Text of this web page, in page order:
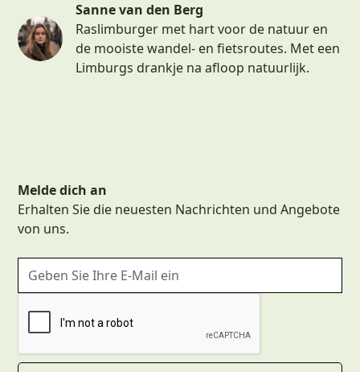
Sanne van den Berg
Raslimburger met hart voor de natuur en
de mooiste wandel- en fietsroutes. Met een
Limburgs drankje na afloop natuurlijk.
Melde dich an
Erhalten Sie die neuesten Nachrichten und Angebote
von uns.